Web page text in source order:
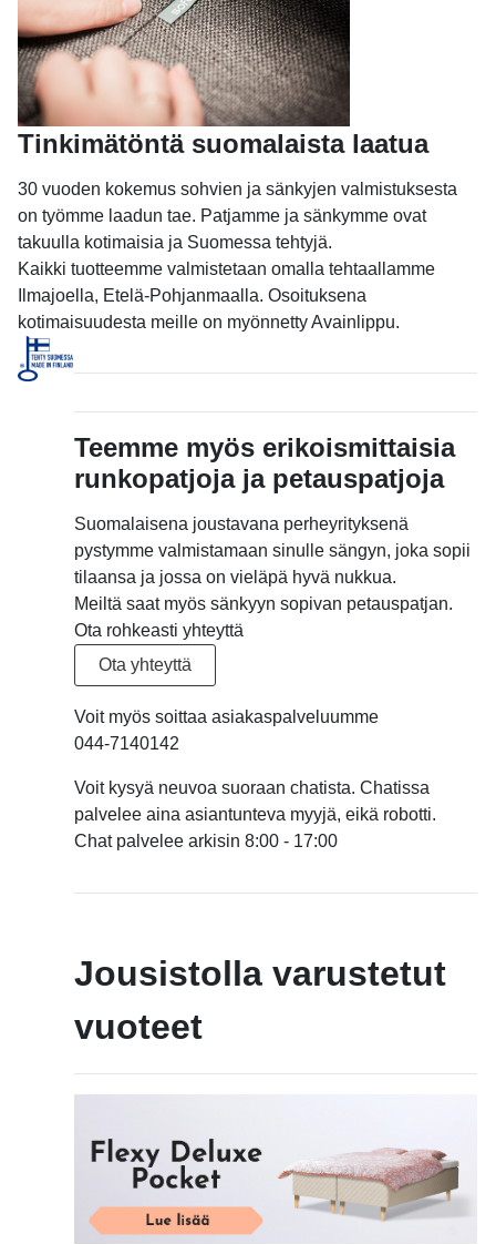
Tinkimätöntä suomalaista laatua
30 vuoden kokemus sohvien ja sänkyjen valmistuksesta
on työmme laadun tae. Patjamme ja sänkymme ovat
takuulla kotimaisia ja Suomessa tehtyjä.
Kaikki tuotteemme valmistetaan omalla tehtaallamme
Ilmajoella, Etelä-Pohjanmaalla. Osoituksena
kotimaisuudesta meille on myönnetty Avainlippu.
Teemme myös erikoismittaisia
runkopatjoja ja petauspatjoja
Suomalaisena joustavana perheyrityksenä
pystymme valmistamaan sinulle sängyn, joka sopii
tilaansa ja jossa on vieläpä hyvä nukkua.
Meiltä saat myös sänkyyn sopivan petauspatjan.
Ota rohkeasti yhteyttä
Ota yhteyttä
Voit myös soittaa asiakaspalveluumme
044-7140142
Voit kysyä neuvoa suoraan chatista. Chatissa
palvelee aina asiantunteva myyjä, eikä robotti.
Chat palvelee arkisin 8:00 - 17:00
Jousistolla varustetut
vuoteet